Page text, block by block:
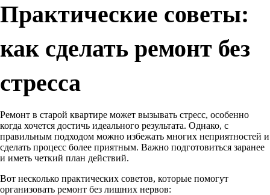
Практические советы:
как сделать ремонт без
стресса
Ремонт в старой квартире может вызывать стресс, особенно
когда хочется достичь идеального результата. Однако, с
правильным подходом можно избежать многих неприятностей и
сделать процесс более приятным. Важно подготовиться заранее
и иметь четкий план действий.
Вот несколько практических советов, которые помогут
организовать ремонт без лишних нервов: